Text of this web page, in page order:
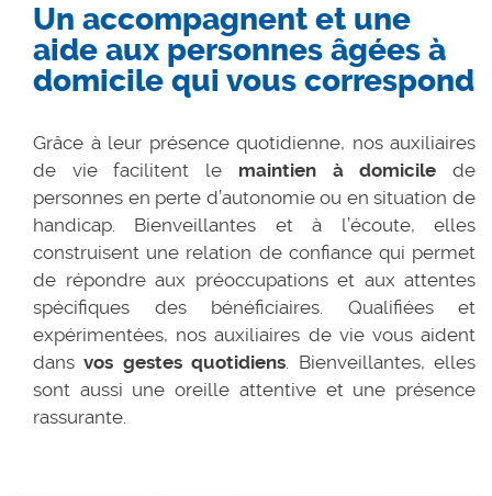
Un accompagnent et une
aide aux personnes âgées à
domicile qui vous correspond
Grâce à leur présence quotidienne, nos auxiliaires
de vie facilitent le maintien à domicile de
personnes en perte d’autonomie ou en situation de
handicap. Bienveillantes et à l’écoute, elles
construisent une relation de confiance qui permet
de répondre aux préoccupations et aux attentes
spécifiques des bénéficiaires. Qualifiées et
expérimentées, nos auxiliaires de vie vous aident
dansvos gestes quotidiens. Bienveillantes, elles
sont aussi une oreille attentive et une présence
rassurante.